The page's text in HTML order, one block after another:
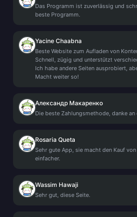
Das Programm ist zuverlässig und
beste Programm.
Yacine Chaabna
Beste Website zum Aufladen von
Schnell, zügig und unterstützt
Ich habe andere Seiten ausprobiert,
Macht weiter so!
Александр Макаренко
Die beste Zahlungsmethode, danke an
Rosaria Queta
Sehr gute App, sie macht den Kauf
einfacher.
Wassim Hawaji
Sehr gut, diese Seite.